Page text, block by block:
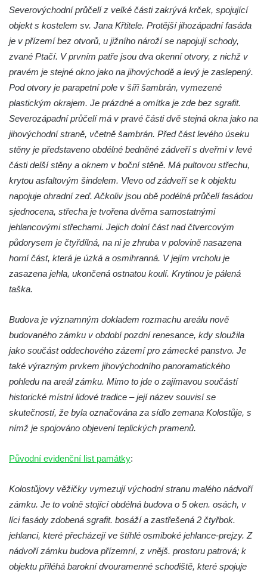
Dolního Podluží
Mattoniho továrna v lázních Kyselka
Dům Stallburg v lázních Kyselka
Vilemínka (Vilemínin dvůr) v lázních
Kyselka
Švýcarský dvůr v lázních Kyselka
Jindřichův dvůr v lázních Kyselka
Altán v lázních Kyselka
Mattoniho vila v lázních Kyselka
Bývalý Štichlův Mlýn u Andělské Hory
Bývalý Hotel Central v Bečově nad Teplou
Wolfrumova vila v Ústí nad Labem
Hotel Vladimir v Ústí nad Labem
Budova Oblastního muzea v Ústí nad
Budova ZŠ a MŠ Tadeáše Haenkeho
Chřibská čp. 280
Dům čp. 175 ve Chřibské
Dům čp. 30 ve Chřibské
Dům čp. 182 ve Chřibské
Budova základní školy v Lužci nad Vltavou
Budova stáčírny Bílina-Kyselka
Rodný dům Josefa Hory v Dobříni
Chudobinec Franze Preidla v České
Kamenici
Severovýchodní průčelí z velké části zakrývá krček, spojující
objekt s kostelem sv. Jana Křtitele. Protější jihozápadní fasáda
je v přízemí bez otvorů, u jižního nároží se napojují schody,
zvané Ptačí. V prvním patře jsou dva okenní otvory, z nichž v
pravém je stejné okno jako na jihovýchodě a levý je zaslepený.
Pod otvory je parapetní pole v šíři šambrán, vymezené
plastickým okrajem. Je prázdné a omítka je zde bez sgrafit.
Severozápadní průčelí má v pravé části dvě stejná okna jako na
jihovýchodní straně, včetně šambrán. Před část levého úseku
stěny je představeno obdélné bedněné zádveří s dveřmi v levé
části delší stěny a oknem v boční stěně. Má pultovou střechu,
krytou asfaltovým šindelem. Vlevo od zádveří se k objektu
napojuje ohradní zeď. Ačkoliv jsou obě podélná průčelí fasádou
sjednocena, střecha je tvořena dvěma samostatnými
jehlancovými střechami. Jejich dolní část nad čtvercovým
půdorysem je čtyřdílná, na ni je zhruba v polovině nasazena
horní část, která je úzká a osmihranná. V jejím vrcholu je
zasazena jehla, ukončená ostnatou koulí. Krytinou je pálená
taška.
Budova je významným dokladem rozmachu areálu nově
budovaného zámku v období pozdní renesance, kdy sloužila
jako součást oddechového zázemí pro zámecké panstvo. Je
také výrazným prvkem jihovýchodního panoramatického
pohledu na areál zámku. Mimo to jde o zajímavou součástí
historické místní lidové tradice – její název souvisí se
skutečností, že byla označována za sídlo zemana Kolostůje, s
nímž je spojováno objevení teplických pramenů.
Původní evidenční list památky:
Kolostůjovy věžičky vymezují východní stranu malého nádvoří
zámku. Je to volně stojící obdélná budova o 5 oken. osách, v
líci fasády zdobená sgrafit. bosáží a zastřešená 2 čtyřbok.
jehlanci, které přecházejí ve štíhlé osmiboké jehlance-prejzy. Z
nádvoří zámku budova přízemní, z vnějš. prostoru patrová; k
objektu přiléhá barokní dvouramenné schodiště, které spojuje